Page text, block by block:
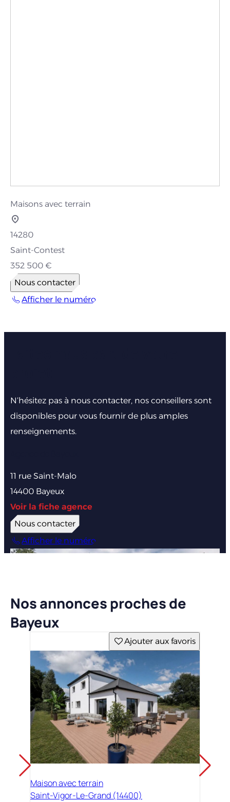
Maisons avec terrain
14280
Saint-Contest
352 500 €
Nous contacter
Afficher le numéro
N’hésitez pas à nous contacter, nos conseillers sont
disponibles pour vous fournir de plus amples
renseignements.
11 rue Saint-Malo
14400 Bayeux
Voir la fiche agence
Nous contacter
Afficher le numéro
Nos annonces proches de
Bayeux
Ajouter aux favoris
Maison avec terrain
Saint-Vigor-Le-Grand (14400)